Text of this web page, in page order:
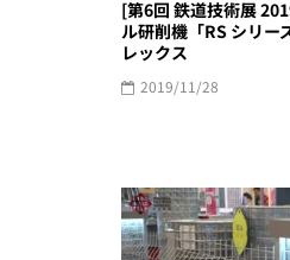
[第6回 鉄道技術展
ル研削機「RS シリー
レックス
2019/11/28